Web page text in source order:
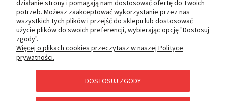
O NAS
PŁATNOŚCI I DOSTAWA
POMOC
działanie strony i pomagają nam dostosować ofertę do Twoich
potrzeb. Możesz zaakceptować wykorzystanie przez nas
wszystkich tych plików i przejść do sklepu lub dostosować
użycie plików do swoich preferencji, wybierając opcję "Dostosuj
zgody".
Więcej o plikach cookies przeczytasz w naszej Polityce
prywatności.
DOSTOSUJ ZGODY